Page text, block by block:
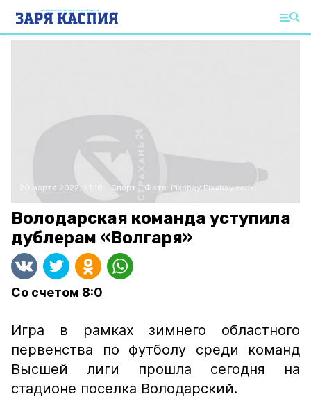
20 марта 2022, 21:18 Спорт Фото: Pixabay Pixabay.com
Володарская команда уступила
дублерам «Волгаря»
Со счетом 8:0
Игра в рамках зимнего областного
первенства по футболу среди команд
Высшей лиги прошла сегодня на
стадионе поселка Володарский.